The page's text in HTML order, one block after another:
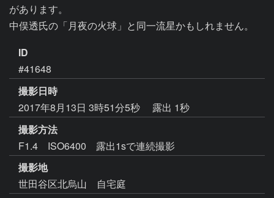
があります。
中俣透氏の「月夜の火球」と同一流星かもしれません。
ID
#41648
撮影日時
2017年8月13日 3時51分5秒
露出 1秒
撮影方法
F1.4 ISO6400 露出1sで連続撮影
撮影地
世田谷区北烏山 自宅庭